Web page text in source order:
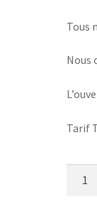
Tous
Nous
Tarif